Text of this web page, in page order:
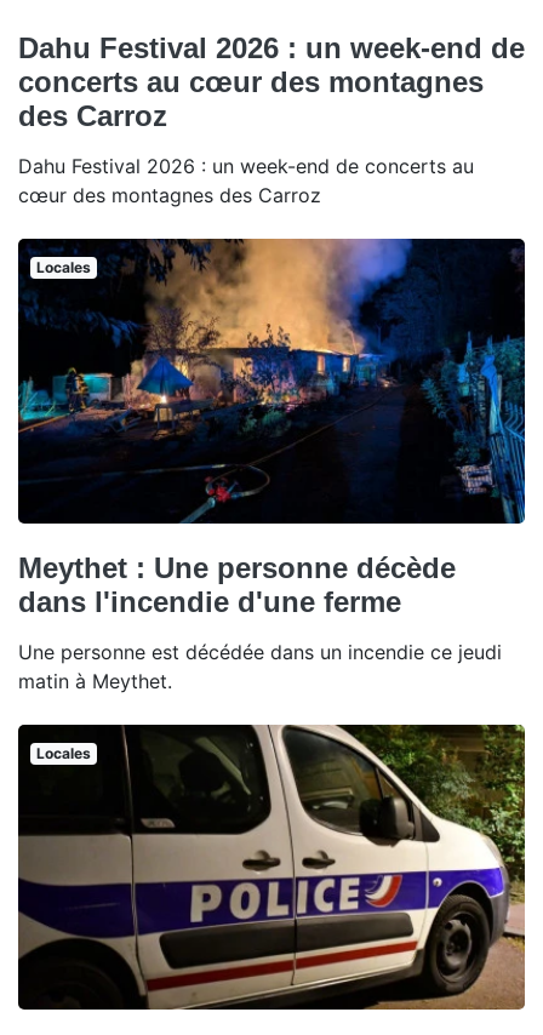
Dahu Festival 2026 : un week-end de
concerts au cœur des montagnes
des Carroz
Dahu Festival 2026 : un week-end de concerts au
cœur des montagnes des Carroz
Locales
Meythet : Une personne décède
dans l'incendie d'une ferme
Une personne est décédée dans un incendie ce jeudi
matin à Meythet.
Locales